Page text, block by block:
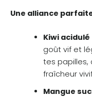
Une alliance
Kiwi acidulé
goût vif et
tes
fraîcheur
Mangue